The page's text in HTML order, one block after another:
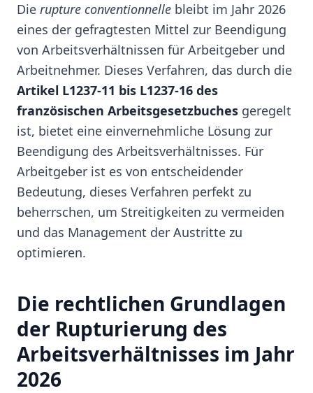
Die rupture conventionnelle bleibt im Jahr 2026
eines der gefragtesten Mittel zur Beendigung
von Arbeitsverhältnissen für Arbeitgeber und
Arbeitnehmer. Dieses Verfahren, das durch die
Artikel L1237-11 bis L1237-16 des
französischen Arbeitsgesetzbuches geregelt
ist, bietet eine einvernehmliche Lösung zur
Beendigung des Arbeitsverhältnisses. Für
Arbeitgeber ist es von entscheidender
Bedeutung, dieses Verfahren perfekt zu
beherrschen, um Streitigkeiten zu vermeiden
und das Management der Austritte zu
optimieren.
Die rechtlichen Grundlagen
der Rupturierung des
Arbeitsverhältnisses im Jahr
2026